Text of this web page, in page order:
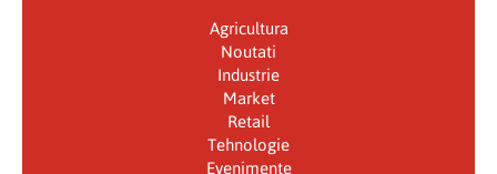
Agricultura
Noutati
Industrie
Market
Retail
Tehnologie
Evenimente